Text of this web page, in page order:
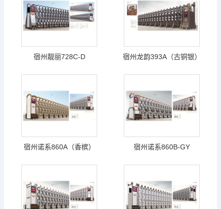
宿州靓丽728C-D 宿州龙韵393A（古铜银）
宿州诺系860A（香槟） 宿州诺系860B-GY